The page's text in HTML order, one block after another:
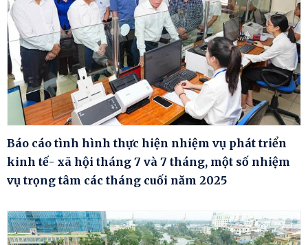
Báo cáo tình hình thực hiện nhiệm vụ phát triển
kinh tế- xã hội tháng 7 và 7 tháng, một số nhiệm
vụ trọng tâm các tháng cuối năm 2025